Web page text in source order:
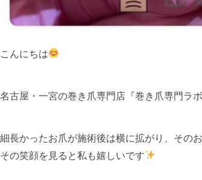
こんにちは
名古屋・一宮の巻き爪専門店『巻き爪専門ラボ
細長かったお爪が施術後は横に拡がり、その
その笑顔を見ると私も嬉しいです